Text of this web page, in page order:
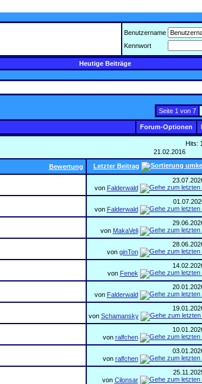
Benutzername
Kennwort
Heutige Beiträge
Seite 1 von 7
Forum-Optionen
Hits:
21.02.2016
Bewertung Letzter Beitrag
von Falderwald
von Falderwald
von MakaVeli
von ginTon
von Fenek
von Falderwald
von Schamansky
von ralfchen
von ralfchen
von Cilonsar